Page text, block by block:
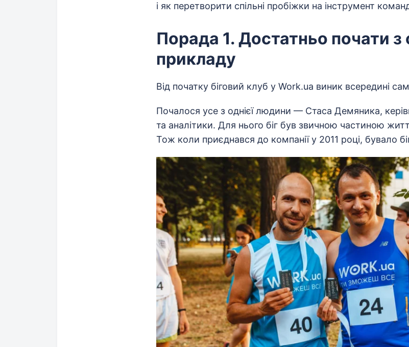
і як перетворити спільні пробіжки на інструмент
Порада 1. Достатньо почати з
прикладу
Від початку біговий клуб у Work.ua виник всередині
Почалося усе з однієї людини — Стаса Демяника,
та аналітики. Для нього біг був звичною частиною
Тож коли приєднався до компанії у 2011 році, бувало